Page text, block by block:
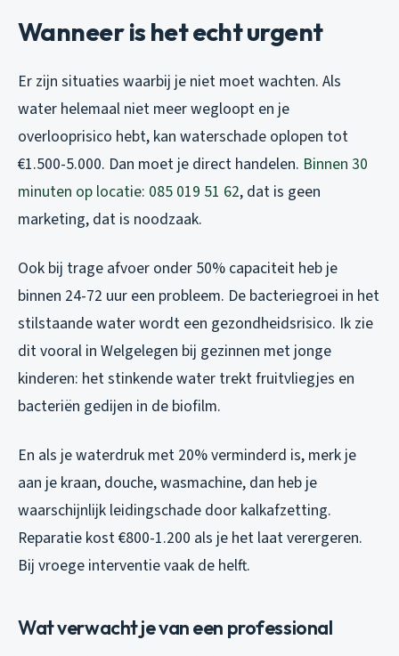
Wanneer is het echt urgent
Er zijn situaties waarbij je niet moet wachten. Als
water helemaal niet meer wegloopt en je
overlooprisico hebt, kan waterschade oplopen tot
€1.500-5.000. Dan moet je direct handelen. Binnen 30
minuten op locatie: 085 019 51 62, dat is geen
marketing, dat is noodzaak.
Ook bij trage afvoer onder 50% capaciteit heb je
binnen 24-72 uur een probleem. De bacteriegroei in het
stilstaande water wordt een gezondheidsrisico. Ik zie
dit vooral in Welgelegen bij gezinnen met jonge
kinderen: het stinkende water trekt fruitvliegjes en
bacteriën gedijen in de biofilm.
En als je waterdruk met 20% verminderd is, merk je
aan je kraan, douche, wasmachine, dan heb je
waarschijnlijk leidingschade door kalkafzetting.
Reparatie kost €800-1.200 als je het laat verergeren.
Bij vroege interventie vaak de helft.
Wat verwacht je van een professional